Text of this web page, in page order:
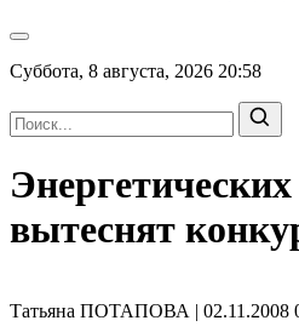
Суббота, 8 августа, 2026 20:58
вытеснят
Татьяна ПОТАПОВА | 02.11.2008